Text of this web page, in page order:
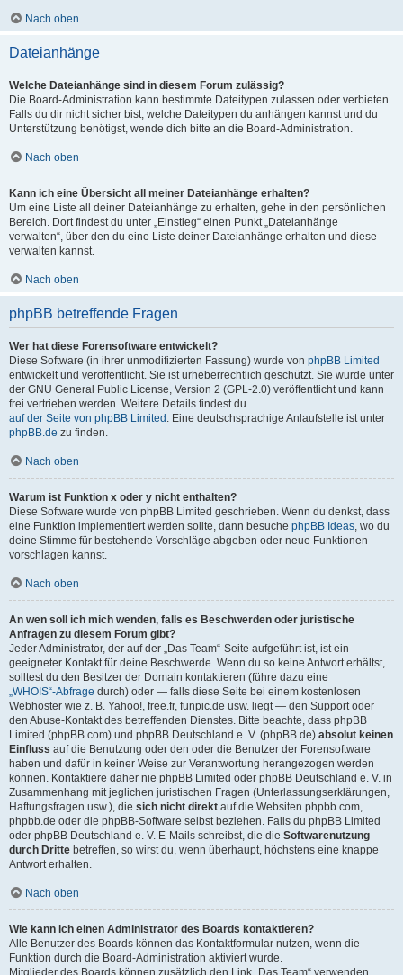
Nach oben
Dateianhänge
Welche Dateianhänge sind in diesem Forum zulässig?
Die Board-Administration kann bestimmte Dateitypen zulassen oder verbieten.
Falls du dir nicht sicher bist, welche Dateitypen du anhängen kannst und du
Unterstützung benötigst, wende dich bitte an die Board-Administration.
Nach oben
Kann ich eine Übersicht all meiner Dateianhänge erhalten?
Um eine Liste all deiner Dateianhänge zu erhalten, gehe in den persönlichen
Bereich. Dort findest du unter „Einstieg“ einen Punkt „Dateianhänge
verwalten“, über den du eine Liste deiner Dateianhänge erhalten und diese
verwalten kannst.
Nach oben
phpBB betreffende Fragen
Wer hat diese Forensoftware entwickelt?
Diese Software (in ihrer unmodifizierten Fassung) wurde von phpBB Limited
entwickelt und veröffentlicht. Sie ist urheberrechtlich geschützt. Sie wurde unter
der GNU General Public License, Version 2 (GPL-2.0) veröffentlicht und kann
frei vertrieben werden. Weitere Details findest du
auf der Seite von phpBB Limited . Eine deutschsprachige Anlaufstelle ist unter
phpBB.de zu finden.
Nach oben
Warum ist Funktion x oder y nicht enthalten?
Diese Software wurde von phpBB Limited geschrieben. Wenn du denkst, dass
eine Funktion implementiert werden sollte, dann besuche phpBB Ideas, wo du
deine Stimme für bestehende Vorschläge abgeben oder neue Funktionen
vorschlagen kannst.
Nach oben
An wen soll ich mich wenden, falls es Beschwerden oder juristische
Anfragen zu diesem Forum gibt?
Jeder Administrator, der auf der „Das Team“-Seite aufgeführt ist, ist ein
geeigneter Kontakt für deine Beschwerde. Wenn du so keine Antwort erhältst,
solltest du den Besitzer der Domain kontaktieren (führe dazu eine
„WHOIS“-Abfrage durch) oder — falls diese Seite bei einem kostenlosen
Webhoster wie z. B. Yahoo!, free.fr, funpic.de usw. liegt — den Support oder
den Abuse-Kontakt des betreffenden Dienstes. Bitte beachte, dass phpBB
Limited (phpBB.com) und phpBB Deutschland e. V. (phpBB.de) absolut keinen
Einfluss auf die Benutzung oder den oder die Benutzer der Forensoftware
haben und dafür in keiner Weise zur Verantwortung herangezogen werden
können. Kontaktiere daher nie phpBB Limited oder phpBB Deutschland e. V. in
Zusammenhang mit jeglichen juristischen Fragen (Unterlassungserklärungen,
Haftungsfragen usw.), die sich nicht direkt auf die Websiten phpbb.com,
phpbb.de oder die phpBB-Software selbst beziehen. Falls du phpBB Limited
oder phpBB Deutschland e. V. E-Mails schreibst, die die Softwarenutzung
durch Dritte betreffen, so wirst du, wenn überhaupt, höchstens eine knappe
Antwort erhalten.
Nach oben
Wie kann ich einen Administrator des Boards kontaktieren?
Alle Benutzer des Boards können das Kontaktformular nutzen, wenn die
Funktion durch die Board-Administration aktiviert wurde.
Mitglieder des Boards können zusätzlich den Link „Das Team“ verwenden.